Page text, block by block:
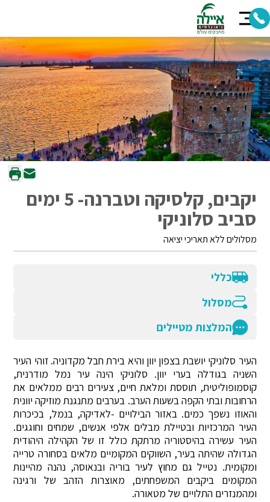
יקבים, קלסיקה וטברנה- 5 ימים
סביב סלוניקי
מסלולים ללא תאריכי יציאה
כללי
מסלול
המלצות מטיילים
העיר סלוניקי יושבת בצפון יוון והיא בירת חבל מקדוניה. זוהי העיר
השניה בגודלה בערי יוון. סלוניקי הינה עיר נמל מודרנית,
קוסמופוליטית, תוססת ומלאת חיים, צעירים רבים ממלאים את
הרחובות ובתי הקפה בשעות הערב. בערבים מתנגנת מוזיקה יוונית
והאוזו נשפך כמים. באזור הבילויים -לאדיקה, בנמל, בכיכרות
העיר המרכזיות ובטיילת מבלים אלפי אנשים, שמחים וחוגגים.
העיר עשירה בהיסטוריה מרתקת כולל זו של הקהילה היהודית
הגדולה שהיתה בעיר, השווקים המקומיים מלאים בסחורה טרייה
ומקומית. נטייל גם מחוץ לעיר בוריה ובנאוסה, נהנה מהיינות
המקומים ביקבים המשפחתים, מאוצרות הזהב של ורגינה
ומהמנזרים התלויים של מטאורה.